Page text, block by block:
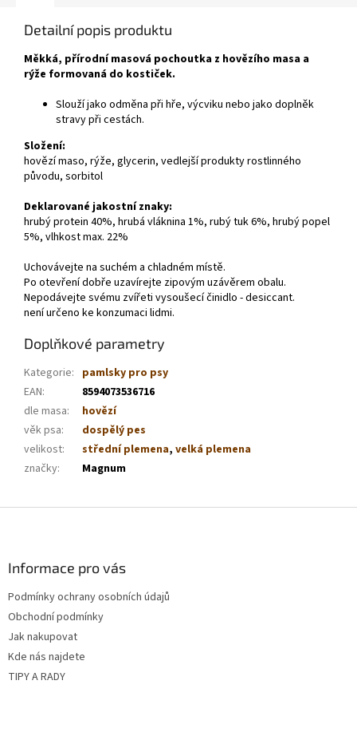
Detailní popis produktu
Měkká, přírodní masová pochoutka z hovězího masa a
rýže formovaná do kostiček.
Slouží jako odměna při hře, výcviku nebo jako doplněk
stravy při cestách.
Složení:
hovězí maso, rýže, glycerin, vedlejší produkty rostlinného
původu, sorbitol
Deklarované jakostní znaky:
hrubý protein 40%, hrubá vláknina 1%, rubý tuk 6%, hrubý popel
5%, vlhkost max. 22%
Uchovávejte na suchém a chladném místě.
Po otevření dobře uzavírejte zipovým uzávěrem obalu.
Nepodávejte svému zvířeti vysoušecí činidlo - desiccant.
není určeno ke konzumaci lidmi.
Doplňkové parametry
Kategorie: pamlsky pro psy
EAN:
8594073536716
dle masa:
hovězí
věk psa:
dospělý pes
velikost: střední plemena, velká plemena
značky: Magnum
Informace pro vás
Podmínky ochrany osobních údajů
Obchodní podmínky
Jak nakupovat
Kde nás najdete
TIPY A RADY